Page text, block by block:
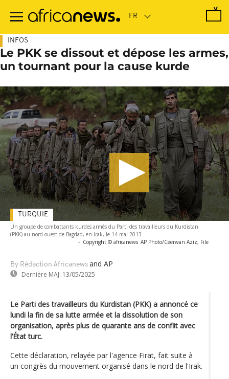
contenu
INFOS
Le PKK se dissout et dépose les armes,
un tournant pour la cause kurde
Un groupe de combattants kurdes armés du Parti des travailleurs du Kurdistan
(PKK) au nord-ouest de Bagdad, en Irak, le 14 mai 2013.
- Copyright © africanews AP Photo/Ceerwan Aziz, File
By Rédaction Africanews and AP
Dernière MAJ: 13/05/2025
TURQUIE
Le Parti des travailleurs du Kurdistan (PKK) a annoncé ce
lundi la fin de sa lutte armée et la dissolution de son
organisation, après plus de quarante ans de conflit avec
l’État turc.
Cette déclaration, relayée par l'agence Firat, fait suite à
un congrès du mouvement organisé dans le nord de l'Irak.